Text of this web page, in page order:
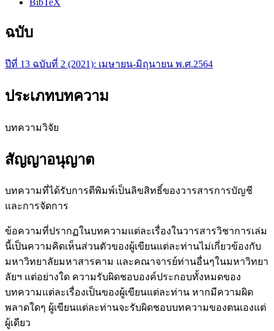
BibTeX
ฉบับ
ปีที่ 13 ฉบับที่ 2 (2021): เมษายน-มิถุนายน พ.ศ.2564
ประเภทบทความ
บทความวิจัย
สัญญาอนุญาต
บทความที่ได้รับการตีพิมพ์เป็นลิขสิทธิ์ของวารสารการบัญชี
และการจัดการ
ข้อความที่ปรากฏในบทความแต่ละเรื่องในวารสารวิชาการเล่ม
นี้เป็นความคิดเห็นส่วนตัวของผู้เขียนแต่ละท่านไม่เกี่ยวข้องกับ
มหาวิทยาลัยมหาสารคาม และคณาจารย์ท่านอื่นๆในมหาวิทยา
ลัยฯ แต่อย่างใด ความรับผิดชอบองค์ประกอบทั้งหมดของ
บทความแต่ละเรื่องเป็นของผู้เขียนแต่ละท่าน หากมีความผิด
พลาดใดๆ ผู้เขียนแต่ละท่านจะรับผิดชอบบทความของตนเองแต่
ผู้เดียว